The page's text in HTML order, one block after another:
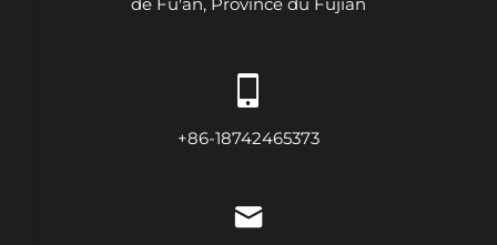
+86-18742465373